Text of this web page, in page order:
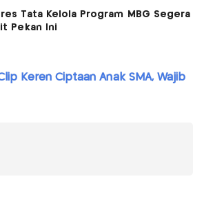
Tata Kelola Program MBG Segera
Pekan Ini
Keren Ciptaan Anak SMA, Wajib